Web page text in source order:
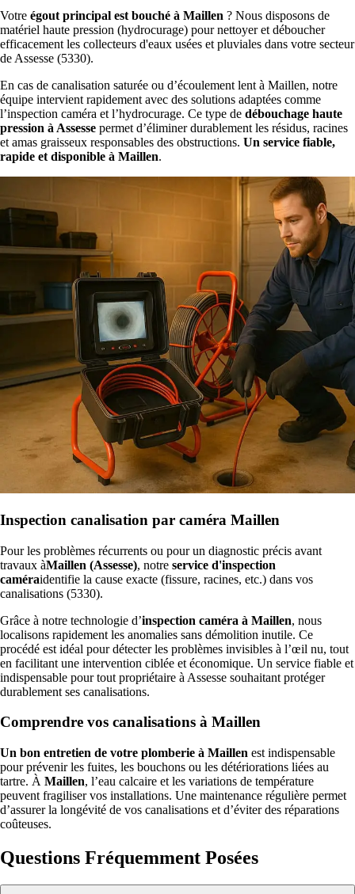
Votre égout principal est bouché à Maillen ? Nous disposons de
matériel haute pression (hydrocurage) pour nettoyer et déboucher
efficacement les collecteurs d'eaux usées et pluviales dans votre secteur
de Assesse (5330).
En cas de canalisation saturée ou d’écoulement lent à Maillen, notre
équipe intervient rapidement avec des solutions adaptées comme
l’inspection caméra et l’hydrocurage. Ce type de débouchage haute
pression à Assesse permet d’éliminer durablement les résidus, racines
et amas graisseux responsables des obstructions. Un service fiable,
rapide et disponible à Maillen.
Inspection canalisation par caméra Maillen
Pour les problèmes récurrents ou pour un diagnostic précis avant
travaux àMaillen (Assesse), notre service d'inspection
caméraidentifie la cause exacte (fissure, racines, etc.) dans vos
canalisations (5330).
Grâce à notre technologie d’inspection caméra à Maillen, nous
localisons rapidement les anomalies sans démolition inutile. Ce
procédé est idéal pour détecter les problèmes invisibles à l’œil nu, tout
en facilitant une intervention ciblée et économique. Un service fiable et
indispensable pour tout propriétaire à Assesse souhaitant protéger
durablement ses canalisations.
Comprendre vos canalisations à Maillen
Un bon entretien de votre plomberie à Maillen est indispensable
pour prévenir les fuites, les bouchons ou les détériorations liées au
tartre. À Maillen, l’eau calcaire et les variations de température
peuvent fragiliser vos installations. Une maintenance régulière permet
d’assurer la longévité de vos canalisations et d’éviter des réparations
coûteuses.
Questions Fréquemment Posées